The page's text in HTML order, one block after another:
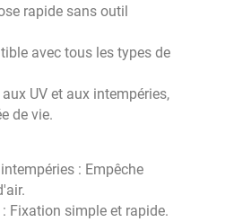
rapide sans outil
avec tous les types de
UV et aux intempéries,
de vie.
: Empêche
Fixation simple et rapide.